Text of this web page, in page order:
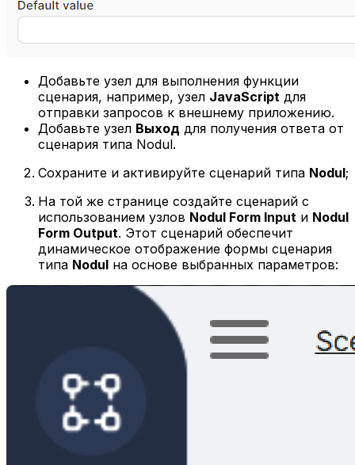
Добавьте узел для выполнения функции
сценария, например, узел JavaScript для
отправки запросов к внешнему приложению.
Добавьте узел Выход для получения ответа от
сценария типа Nodul.
Сохраните и активируйте сценарий типа Nodul;
На той же странице создайте сценарий с
использованием узлов Nodul Form Input и Nodul
Form Output. Этот сценарий обеспечит
динамическое отображение формы сценария
типа Nodul на основе выбранных параметров: